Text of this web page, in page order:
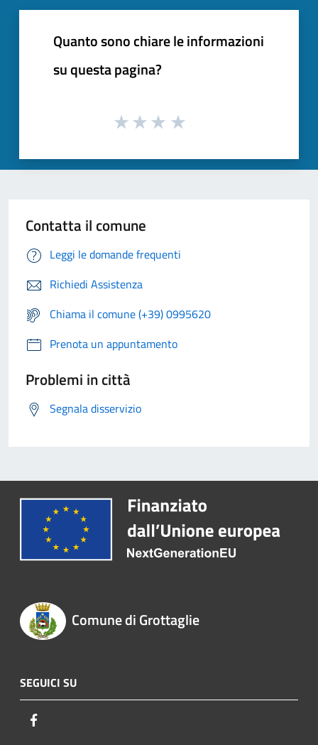
Quanto sono chiare le informazioni
su questa pagina?
Contatta il comune
Leggi le domande frequenti
Richiedi Assistenza
Chiama il comune (+39) 0995620
Prenota un appuntamento
Problemi in città
Segnala disservizio
Comune di Grottaglie
SEGUICI SU